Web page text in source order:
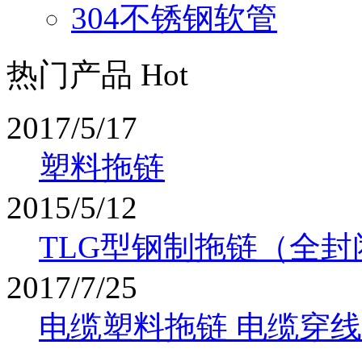
304不锈钢软管
热门产品 Hot
2017/5/17
塑料拖链
2015/5/12
TLG型钢制拖链（全封
2017/7/25
电缆塑料拖链 电缆穿